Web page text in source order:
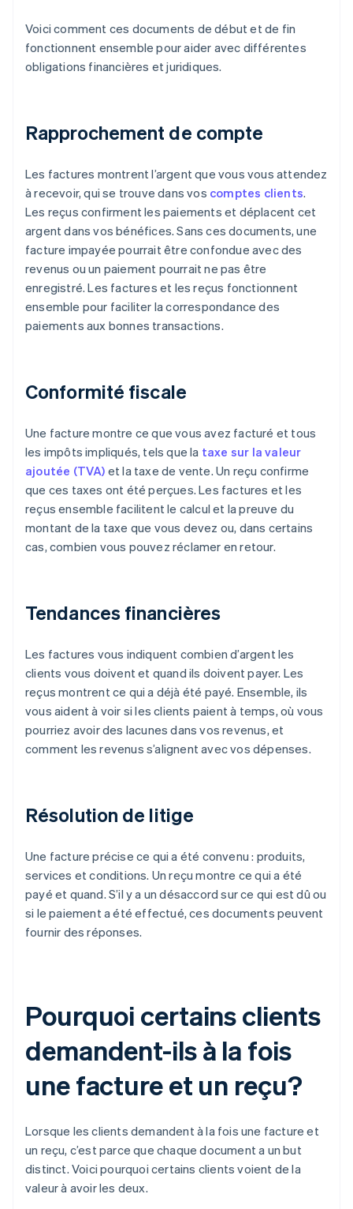
Voici comment ces documents de début et de fin
fonctionnent ensemble pour aider avec différentes
obligations financières et juridiques.
Rapprochement de compte
Les factures montrent l’argent que vous vous attendez
à recevoir, qui se trouve dans vos comptes clients.
Les reçus confirment les paiements et déplacent cet
argent dans vos bénéfices. Sans ces documents, une
facture impayée pourrait être confondue avec des
revenus ou un paiement pourrait ne pas être
enregistré. Les factures et les reçus fonctionnent
ensemble pour faciliter la correspondance des
paiements aux bonnes transactions.
Conformité fiscale
Une facture montre ce que vous avez facturé et tous
les impôts impliqués, tels que la taxe sur la valeur
ajoutée (TVA) et la taxe de vente. Un reçu confirme
que ces taxes ont été perçues. Les factures et les
reçus ensemble facilitent le calcul et la preuve du
montant de la taxe que vous devez ou, dans certains
cas, combien vous pouvez réclamer en retour.
Tendances financières
Les factures vous indiquent combien d’argent les
clients vous doivent et quand ils doivent payer. Les
reçus montrent ce qui a déjà été payé. Ensemble, ils
vous aident à voir si les clients paient à temps, où vous
pourriez avoir des lacunes dans vos revenus, et
comment les revenus s’alignent avec vos dépenses.
Résolution de litige
Une facture précise ce qui a été convenu : produits,
services et conditions. Un reçu montre ce qui a été
payé et quand. S’il y a un désaccord sur ce qui est dû ou
si le paiement a été effectué, ces documents peuvent
fournir des réponses.
Pourquoi certains clients
demandent-ils à la fois
une facture et un reçu?
Lorsque les clients demandent à la fois une facture et
un reçu, c’est parce que chaque document a un but
distinct. Voici pourquoi certains clients voient de la
valeur à avoir les deux.